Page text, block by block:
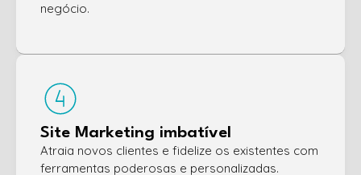
negócio.
Site Marketing imbatível
Atraia novos clientes e fidelize os existentes com
ferramentas poderosas e personalizadas.